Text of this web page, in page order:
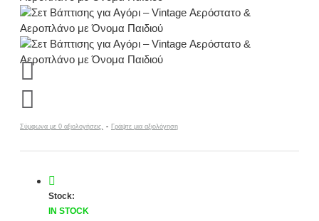
Σύμφωνα με 0 αξιολογήσεις. - Γράψτε μια αξιολόγηση
Stock:
IN STOCK